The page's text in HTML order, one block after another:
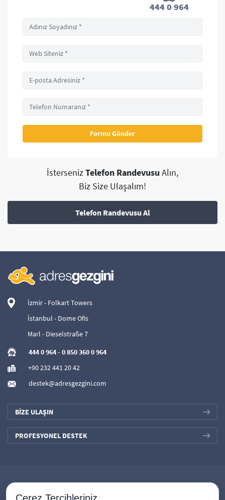
444 0 964
İstersenizTelefon Randevusu Alın,
Biz Size Ulaşalım!
Telefon Randevusu Al
İzmir - Folkart Towers
İstanbul - Dome Ofis
Marl - Dieselstraße 7
444 0 964- 0 850 360 0 964
+90 232 441 20 42
destek@adresgezgini.com
BİZE ULAŞIN
PROFESYONEL DESTEK